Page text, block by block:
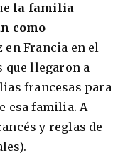
en
la familia
como
en Francia en el
que llegaron a
francesas para
esa familia. A
y reglas de